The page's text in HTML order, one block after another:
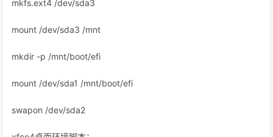
mkfs.ext4 /dev/sda3
mount /dev/sda3 /mnt
mkdir -p /mnt/boot/efi
mount /dev/sda1 /mnt/boot/efi
swapon /dev/sda2